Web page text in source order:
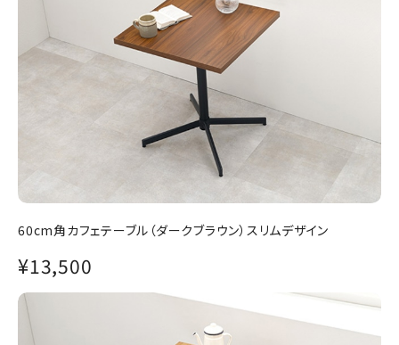
60cm角カフェテーブル（ダークブラウン）スリムデザイン
¥13,500